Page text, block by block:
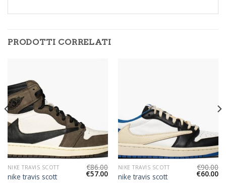
PRODOTTI CORRELATI
NIKE TRAVIS SCOTT
nike travis scott
€86.00
€57.00
NIKE TRAVIS SCOTT
nike travis scott
€90.00
€60.00